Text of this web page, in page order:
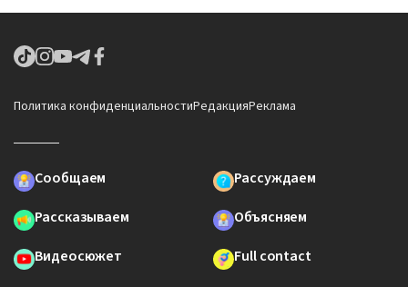
Политика конфиденциальностиРедакцияРеклама
Сообщаем
Рассуждаем
Рассказываем
Объясняем
Видеосюжет
Full contact